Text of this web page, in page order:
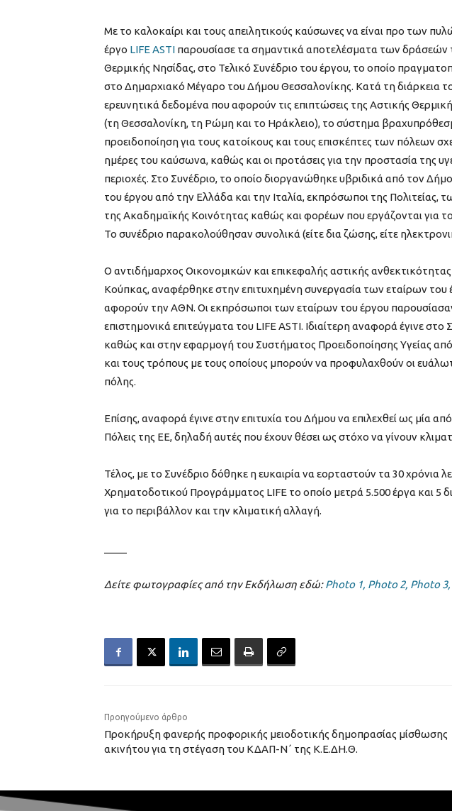
Με το καλοκαίρι και τους απειλητικούς καύσωνες να είναι προ των
έργο LIFE ASTI παρουσίασε τα σημαντικά αποτελέσματα των δράσεών
Θερμικής Νησίδας, στο Τελικό Συνέδριο του έργου, το οποίο
στο Δημαρχιακό Μέγαρο του Δήμου Θεσσαλονίκης. Κατά τη διάρκεια
ερευνητικά δεδομένα που αφορούν τις επιπτώσεις της Αστικής
(τη Θεσσαλονίκη, τη Ρώμη και το Ηράκλειο), το σύστημα
προειδοποίηση για τους κατοίκους και τους επισκέπτες των πόλεων
ημέρες του καύσωνα, καθώς και οι προτάσεις για την προστασία της
περιοχές. Στο Συνέδριο, το οποίο διοργανώθηκε υβριδικά από τον
του έργου από την Ελλάδα και την Ιταλία, εκπρόσωποι της
της Ακαδημαϊκής Κοινότητας καθώς και φορέων που εργάζονται για
Το συνέδριο παρακολούθησαν συνολικά (είτε δια ζώσης, είτε
Ο αντιδήμαρχος Οικονομικών και επικεφαλής αστικής
Κούπκας, αναφέρθηκε στην επιτυχημένη συνεργασία των εταίρων του
αφορούν την ΑΘΝ. Οι εκπρόσωποι των εταίρων του έργου
επιστημονικά επιτεύγματα του LIFE ASTI. Ιδιαίτερη αναφορά έγινε
καθώς και στην εφαρμογή του Συστήματος Προειδοποίησης Υγείας
και τους τρόπους με τους οποίους μπορούν να προφυλαχθούν οι
πόλης.
Επίσης, αναφορά έγινε στην επιτυχία του Δήμου να επιλεχθεί ως μία
Πόλεις της ΕΕ, δηλαδή αυτές που έχουν θέσει ως στόχο να γίνουν
Τέλος, με το Συνέδριο δόθηκε η ευκαιρία να εορταστούν τα 30 χρόνια
Χρηματοδοτικού Προγράμματος LIFE το οποίο μετρά 5.500 έργα και 5
για το περιβάλλον και την κλιματική αλλαγή.
Δείτε φωτογραφίες από την Εκδήλωση εδώ:Photo1, Photo2, Photo3,
Προηγούμενο άρθρο
Προκήρυξη φανερής προφορικής μειοδοτικής δημοπρασίας μίσθωσης
ακινήτου για τη στέγαση του ΚΔΑΠ-Ν΄ της Κ.Ε.ΔΗ.Θ.